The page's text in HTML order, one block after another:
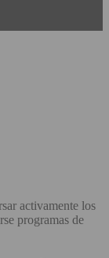
activamente los
programas de